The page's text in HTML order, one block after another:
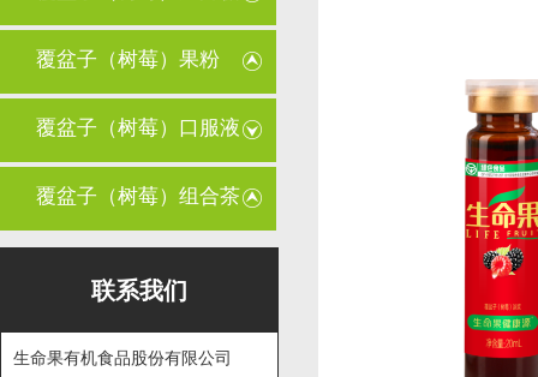
果
覆盆子（树莓）果粉
覆盆子（树莓）口服液
覆盆子（树莓）组合茶
联系我们
生命果有机食品股份有限公司